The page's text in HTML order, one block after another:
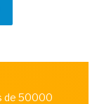
de 50000